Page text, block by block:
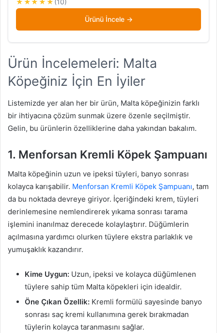
★★★★★ (10)
Ürünü İncele
Ürün İncelemeleri: Malta
Köpeğiniz İçin En İyiler
Listemizde yer alan her bir ürün, Malta köpeğinizin farklı
bir ihtiyacına çözüm sunmak üzere özenle seçilmiştir.
Gelin, bu ürünlerin özelliklerine daha yakından bakalım.
1. Menforsan Kremli Köpek Şampuanı
Malta köpeğinin uzun ve ipeksi tüyleri, banyo sonrası
kolayca karışabilir. Menforsan Kremli Köpek Şampuanı, tam
da bu noktada devreye giriyor. İçeriğindeki krem, tüyleri
derinlemesine nemlendirerek yıkama sonrası tarama
işlemini inanılmaz derecede kolaylaştırır. Düğümlerin
açılmasına yardımcı olurken tüylere ekstra parlaklık ve
yumuşaklık kazandırır.
Kime Uygun: Uzun, ipeksi ve kolayca düğümlenen
tüylere sahip tüm Malta köpekleri için idealdir.
Öne Çıkan Özellik: Kremli formülü sayesinde banyo
sonrası saç kremi kullanımına gerek bırakmadan
tüylerin kolayca taranmasını sağlar.